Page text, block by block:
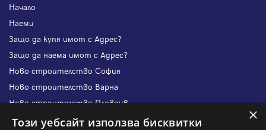
Начало
Наеми
Защо да купя имот с Адрес?
Защо да наема имот с Адрес?
Ново строителство София
Ново строителство Варна
Ново строителство Пловдив
Ново строителство Бургас
×
Този уебсайт използва бисквитки